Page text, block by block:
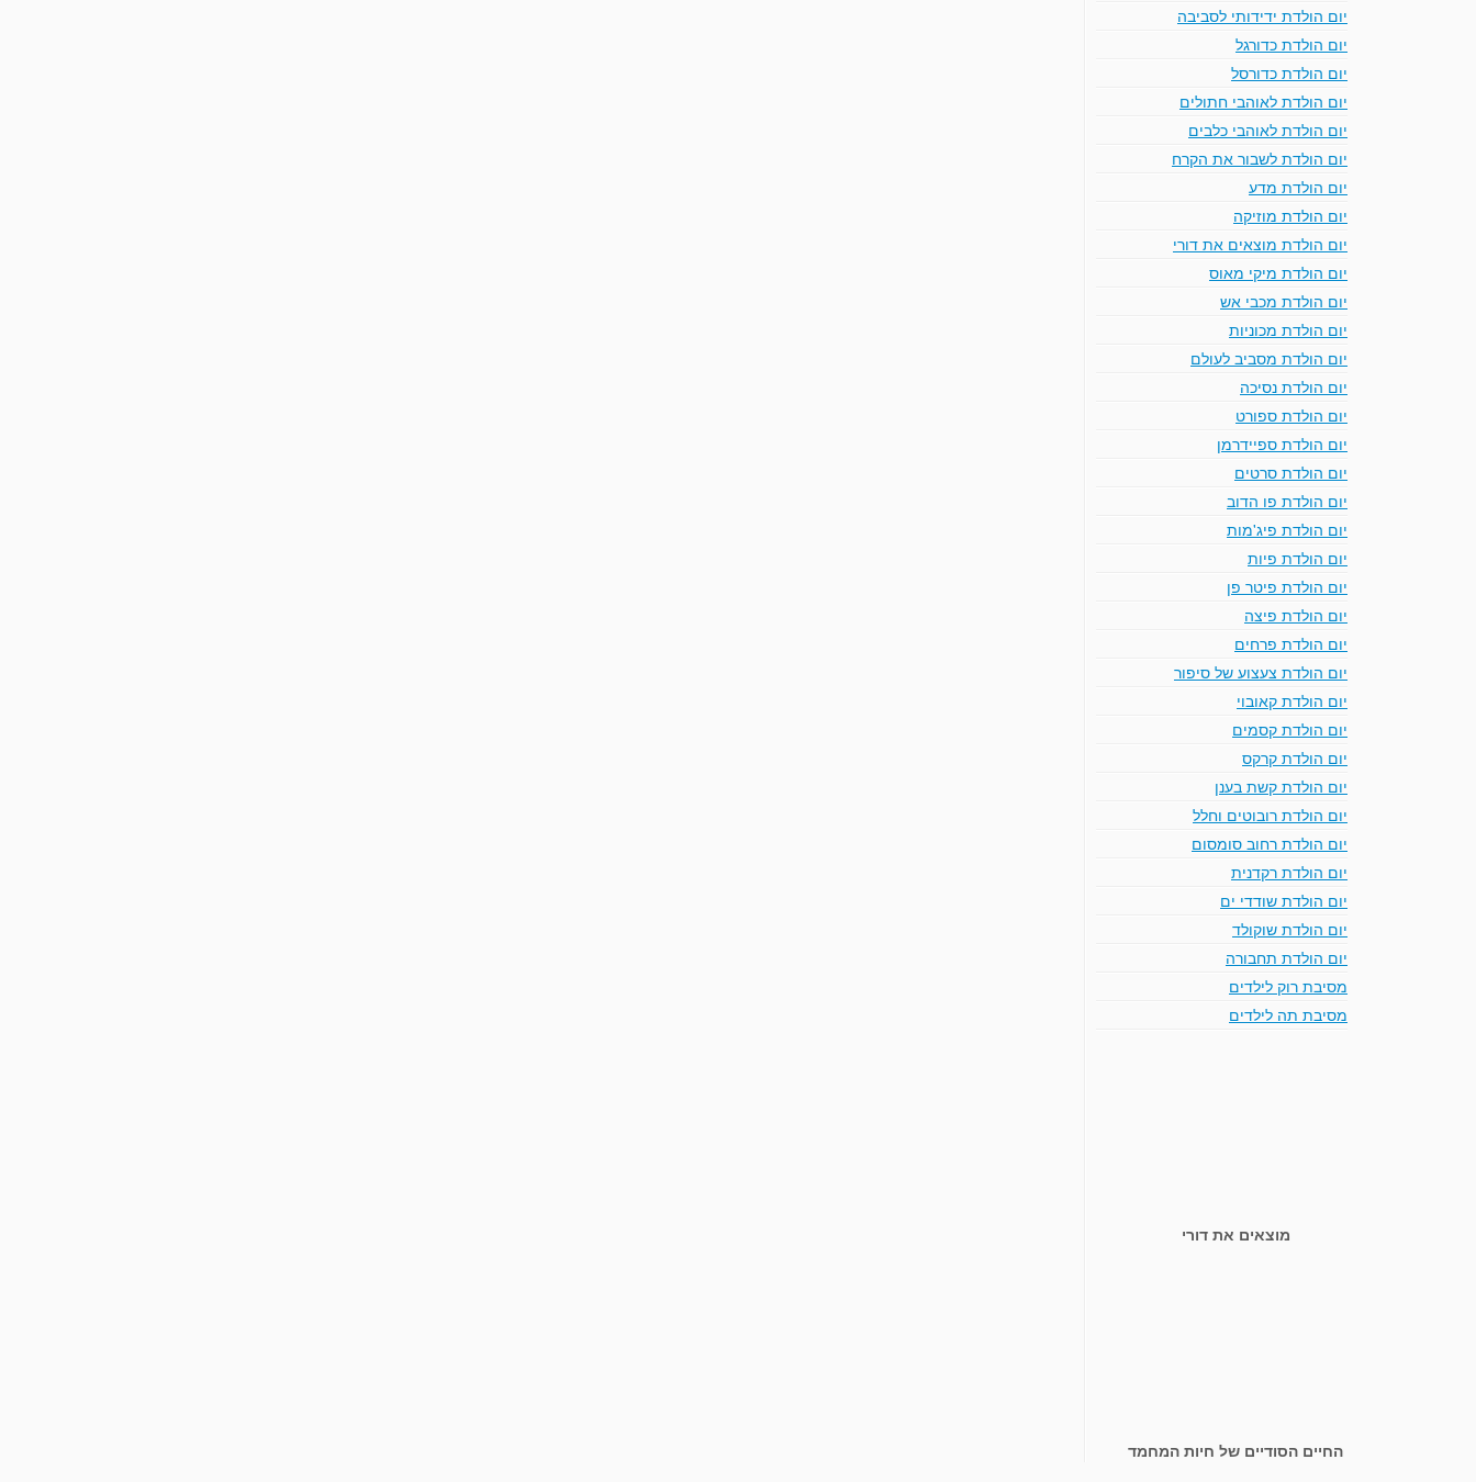
יום הולדת ידידותי לסביבה
יום הולדת כדורגל
יום הולדת כדורסל
יום הולדת לאוהבי חתולים
יום הולדת לאוהבי כלבים
יום הולדת לשבור את הקרח
יום הולדת מדע
יום הולדת מוזיקה
יום הולדת מוצאים את דורי
יום הולדת מיקי מאוס
יום הולדת מכבי אש
יום הולדת מכוניות
יום הולדת מסביב לעולם
יום הולדת נסיכה
יום הולדת ספורט
יום הולדת ספיידרמן
יום הולדת סרטים
יום הולדת פו הדוב
יום הולדת פיג'מות
יום הולדת פיות
יום הולדת פיטר פן
יום הולדת פיצה
יום הולדת פרחים
יום הולדת צעצוע של סיפור
יום הולדת קאובוי
יום הולדת קסמים
יום הולדת קרקס
יום הולדת קשת בענן
יום הולדת רובוטים וחלל
יום הולדת רחוב סומסום
יום הולדת רקדנית
יום הולדת שודדי ים
יום הולדת שוקולד
יום הולדת תחבורה
מסיבת רוק לילדים
מסיבת תה לילדים
מוצאים את דורי
החיים הסודיים של חיות המחמד